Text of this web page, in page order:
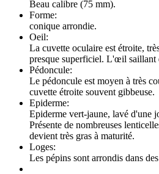
Beau calibre (75 mm).
Forme:
conique arrondie.
Oeil:
La cuvette oculaire est étroite,
presque superficiel. L'œil saillant
Pédoncule:
Le pédoncule est moyen à très
cuvette étroite souvent gibbeuse.
Epiderme:
Epiderme vert-jaune, lavé d'une
Présente de nombreuses
devient très gras à maturité.
Loges:
Les pépins sont arrondis dans